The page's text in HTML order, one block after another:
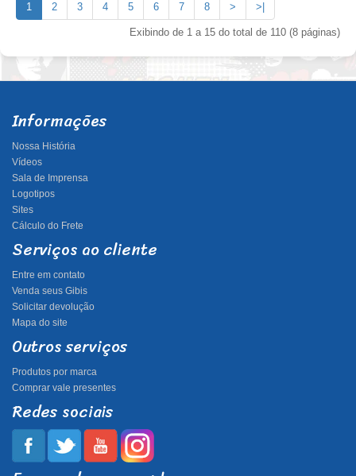
1 2 3 4 5 6 7 8 > >|
Exibindo de 1 a 15 do total de 110 (8 páginas)
Informações
Nossa História
Vídeos
Sala de Imprensa
Logotipos
Sites
Cálculo do Frete
Serviços ao cliente
Entre em contato
Venda seus Gibis
Solicitar devolução
Mapa do site
Outros serviços
Produtos por marca
Comprar vale presentes
Redes sociais